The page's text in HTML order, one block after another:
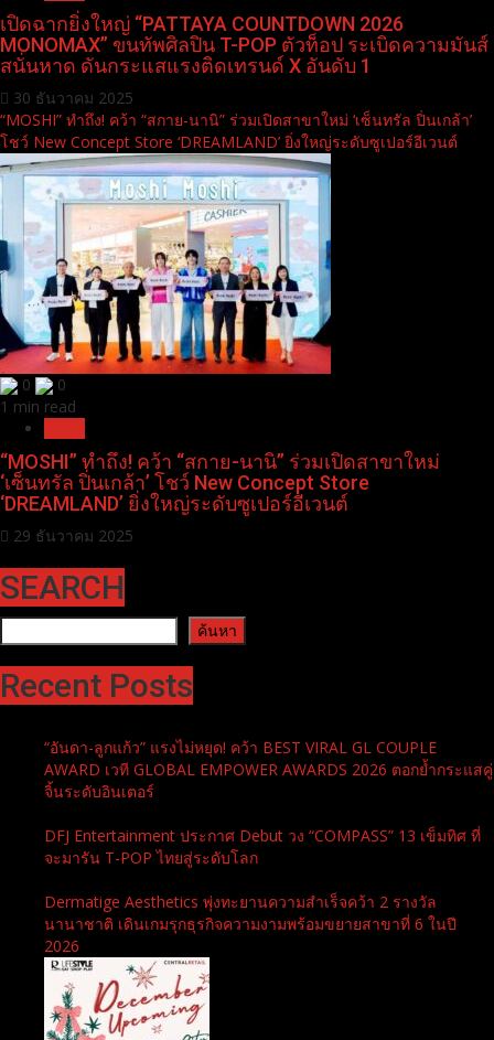
เปิดฉากยิ่งใหญ่ “PATTAYA COUNTDOWN 2026
MONOMAX” ขนทัพศิลปิน T-POP ตัวท็อป ระเบิดความมันส์
สนั่นหาด ดันกระแสแรงติดเทรนด์ X อันดับ 1
30 ธันวาคม 2025
“MOSHI” ทำถึง! คว้า “สกาย-นานิ” ร่วมเปิดสาขาใหม่ ‘เซ็นทรัล ปิ่นเกล้า’
โชว์ New Concept Store ‘DREAMLAND’ ยิ่งใหญ่ระดับซูเปอร์อีเวนต์
0
0
1 min read
“MOSHI” ทำถึง! คว้า “สกาย-นานิ” ร่วมเปิดสาขาใหม่
‘เซ็นทรัล ปิ่นเกล้า’ โชว์ New Concept Store
‘DREAMLAND’ ยิ่งใหญ่ระดับซูเปอร์อีเวนต์
29 ธันวาคม 2025
SEARCH
ค้นหา ค้นหา
Recent Posts
“อันดา-ลูกแก้ว” แรงไม่หยุด! คว้า BEST VIRAL GL COUPLE
AWARD เวที GLOBAL EMPOWER AWARDS 2026 ตอกย้ำกระแสคู่
จิ้นระดับอินเตอร์
DFJ Entertainment ประกาศ Debut วง “COMPASS” 13 เข็มทิศ ที่
จะมารัน T-POP ไทยสู่ระดับโลก
Dermatige Aesthetics พุ่งทะยานความสำเร็จคว้า 2 รางวัล
นานาชาติ เดินเกมรุกธุรกิจความงามพร้อมขยายสาขาที่ 6 ในปี
2026